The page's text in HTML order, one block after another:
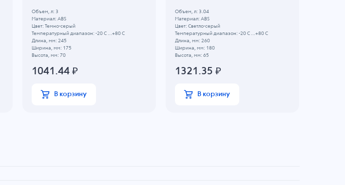
Объем, л: 3
Материал: ABS
Цвет: Темно-серый
Температурный диапазон: -20 C ...+80 C
Длина, мм: 245
Ширина, мм: 175
Высота, мм: 70
1041.44₽
В корзину
Объем, л: 3.04
Материал: ABS
Цвет: Светло-серый
Температурный диапазон: -20 C ...+80 C
Длина, мм: 260
Ширина, мм: 180
Высота, мм: 65
1321.35 ₽
В корзину